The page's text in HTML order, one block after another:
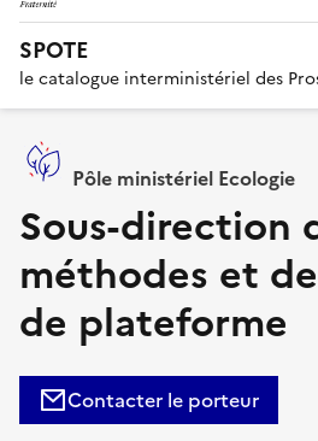
SPOTE
le catalogue interministériel des
Pôle ministériel Ecologie
Sous-direction
méthodes et
de plateforme
Contacter le porteur